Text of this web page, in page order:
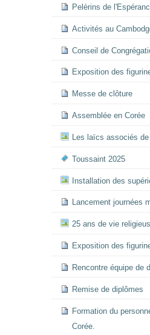
Pelèrins de
Activités au
Conseil de
Exposition des
Messe de clôture
Assemblée en Corée
Les laïcs associés
Toussaint 2025
Installation des
Lancement journées
25 ans de vie
Exposition des
Rencontre équipe de
Remise de diplômes
Formation du
Corée.